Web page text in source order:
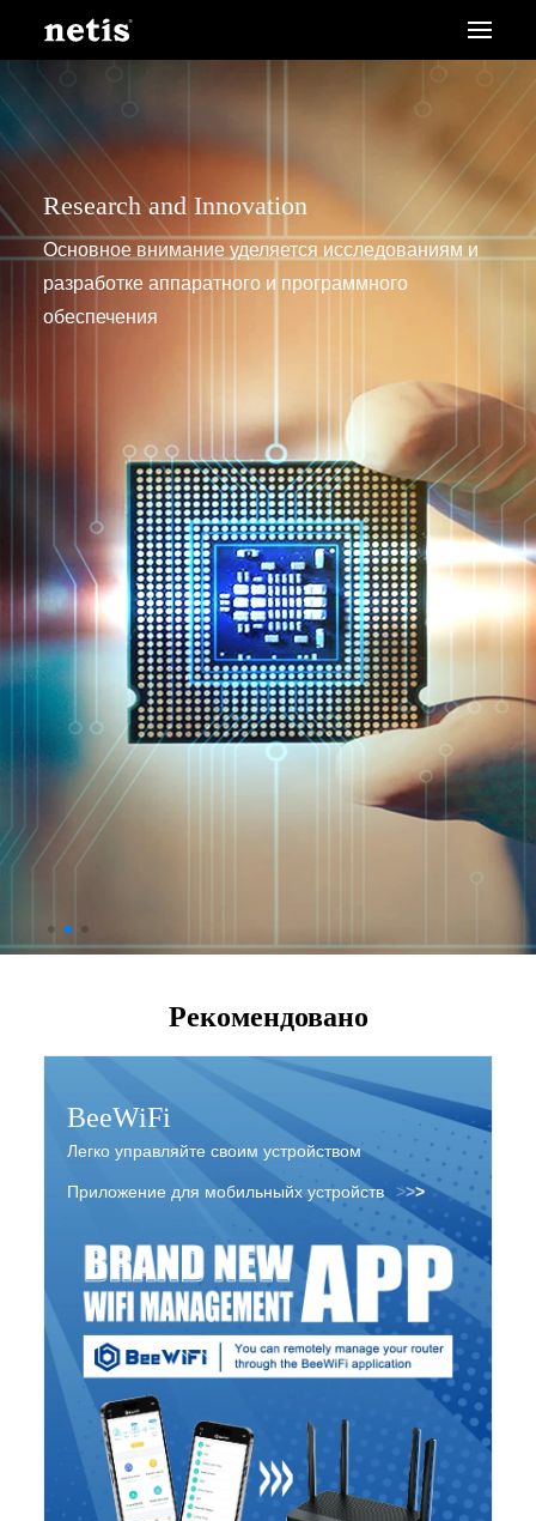
Research and Innovation
Основное внимание уделяется исследованиям и
разработке аппаратного и программного
обеспечения
Рекомендовано
BeeWiFi
Легко управляйте своим устройством
с помощью нашего приложения
Приложение для мобильныйх устройств >>>